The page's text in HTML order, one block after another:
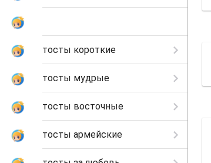
тосты короткие
тосты мудрые
тосты восточные
тосты армейские